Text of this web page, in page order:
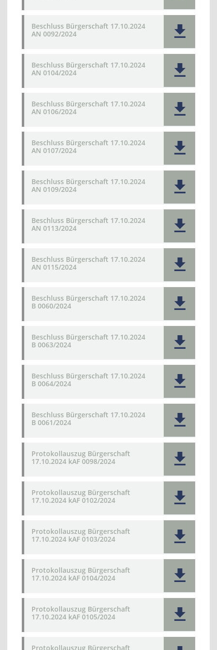
Beschluss Bürgerschaft 17.10.2024
AN 0092/2024
Beschluss Bürgerschaft 17.10.2024
AN 0104/2024
Beschluss Bürgerschaft 17.10.2024
AN 0106/2024
Beschluss Bürgerschaft 17.10.2024
AN 0107/2024
Beschluss Bürgerschaft 17.10.2024
AN 0109/2024
Beschluss Bürgerschaft 17.10.2024
AN 0113/2024
Beschluss Bürgerschaft 17.10.2024
AN 0115/2024
Beschluss Bürgerschaft 17.10.2024
B 0060/2024
Beschluss Bürgerschaft 17.10.2024
B 0063/2024
Beschluss Bürgerschaft 17.10.2024
B 0064/2024
Beschluss Bürgerschaft 17.10.2024
B 0061/2024
Protokollauszug Bürgerschaft
17.10.2024 kAF 0098/2024
Protokollauszug Bürgerschaft
17.10.2024 kAF 0102/2024
Protokollauszug Bürgerschaft
17.10.2024 kAF 0103/2024
Protokollauszug Bürgerschaft
17.10.2024 kAF 0104/2024
Protokollauszug Bürgerschaft
17.10.2024 kAF 0105/2024
Protokollauszug Bürgerschaft